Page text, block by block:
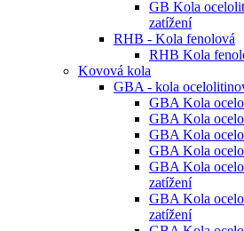
GB Kola
zatížení
RHB - Kola fenolová
RHB Kola
Kovová kola
GBA - kola
GBA Kola
GBA Kola
GBA Kola
GBA Kola
GBA Kola
zatížení
GBA Kola
zatížení